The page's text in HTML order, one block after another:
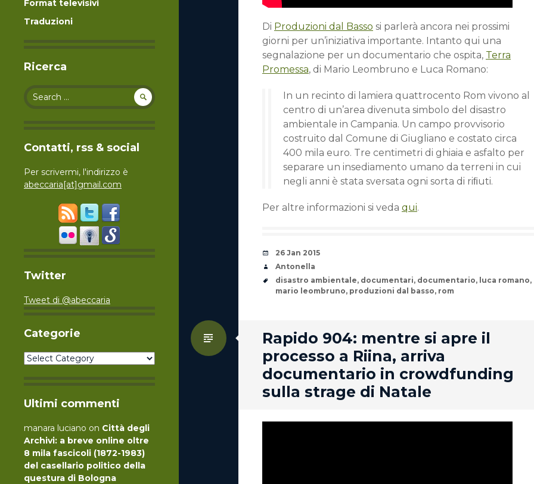
Format televisivi
Traduzioni
Ricerca
Search for:
Contatti, rss & social
Per scrivermi, l'indirizzo è
abeccaria[at]gmail.com
Twitter
Tweet di @abeccaria
Categorie
Categorie
Ultimi commenti
manara luciano on Città degli
Archivi: a breve online oltre
8 mila fascicoli (1872-1983)
del casellario politico della
questura di Bologna
Di Produzioni dal Basso si parlerà ancora nei prossimi
giorni per un’iniziativa importante. Intanto qui una
segnalazione per un documentario che ospita, Terra
Promessa, di Mario Leombruno e Luca Romano:
In un recinto di lamiera quattrocento Rom vivono al
centro di un’area divenuta simbolo del disastro
ambientale in Campania. Un campo provvisorio
costruito dal Comune di Giugliano e costato circa
400 mila euro. Tre centimetri di ghiaia e asfalto per
separare un insediamento umano da terreni in cui
negli anni è stata sversata ogni sorta di riﬁuti.
Per altre informazioni si veda qui.
Date
26 Jan 2015
Author
Antonella
Tags
disastro ambientale, documentari, documentario, luca romano,
mario leombruno, produzioni dal basso, rom
Rapido 904: mentre si apre il
processo a Riina, arriva
documentario in crowdfunding
sulla strage di Natale
Standard